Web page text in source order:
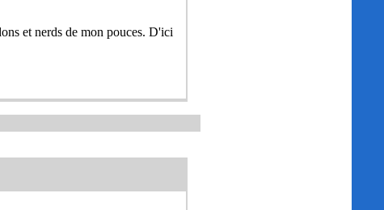
et nerds de mon pouces. D'ici